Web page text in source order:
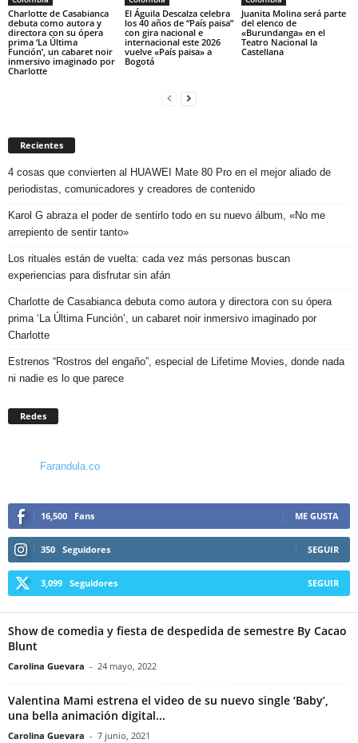
Charlotte de Casabianca
debuta como autora y
directora con su ópera
prima ‘La Última
Función’, un cabaret noir
inmersivo imaginado por
Charlotte
El Águila Descalza celebra
los 40 años de “País paisa”
con gira nacional e
internacional este 2026
vuelve «País paisa» a
Bogotá
Juanita Molina será parte
del elenco de
«Burundanga» en el
Teatro Nacional la
Castellana
Recientes
4 cosas que convierten al HUAWEI Mate 80 Pro en el mejor aliado de
periodistas, comunicadores y creadores de contenido
Karol G abraza el poder de sentirlo todo en su nuevo álbum, «No me
arrepiento de sentir tanto»
Los rituales están de vuelta: cada vez más personas buscan
experiencias para disfrutar sin afán
Charlotte de Casabianca debuta como autora y directora con su ópera
prima ‘La Última Función’, un cabaret noir inmersivo imaginado por
Charlotte
Estrenos “Rostros del engaño”, especial de Lifetime Movies, donde nada
ni nadie es lo que parece
Redes
Farandula.co
16,500 Fans ME GUSTA
350 Seguidores SEGUIR
3,099 Seguidores SEGUIR
Show de comedia y fiesta de despedida de semestre By Cacao
Blunt
Carolina Guevara - 24 mayo, 2022
Valentina Mami estrena el video de su nuevo single ‘Baby’,
una bella animación digital...
Carolina Guevara - 7 junio, 2021